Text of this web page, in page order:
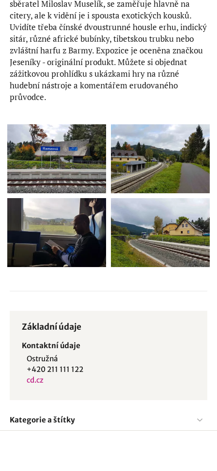
sběratel Miloslav Muselík, se zaměřuje hlavně na
citery, ale k vidění je i spousta exotických kousků.
Uvidíte třeba čínské dvoustrunné housle erhu, indický
sitár, různé africké bubínky, tibetskou trubku nebo
zvláštní harfu z Barmy. Expozice je oceněna značkou
Jeseníky - originální produkt. Můžete si objednat
zážitkovou prohlídku s ukázkami hry na různé
hudební nástroje a komentářem erudovaného
průvodce.
Základní údaje
Kontaktní údaje
Ostružná
+420 211 111 122
cd.cz
Kategorie a štítky